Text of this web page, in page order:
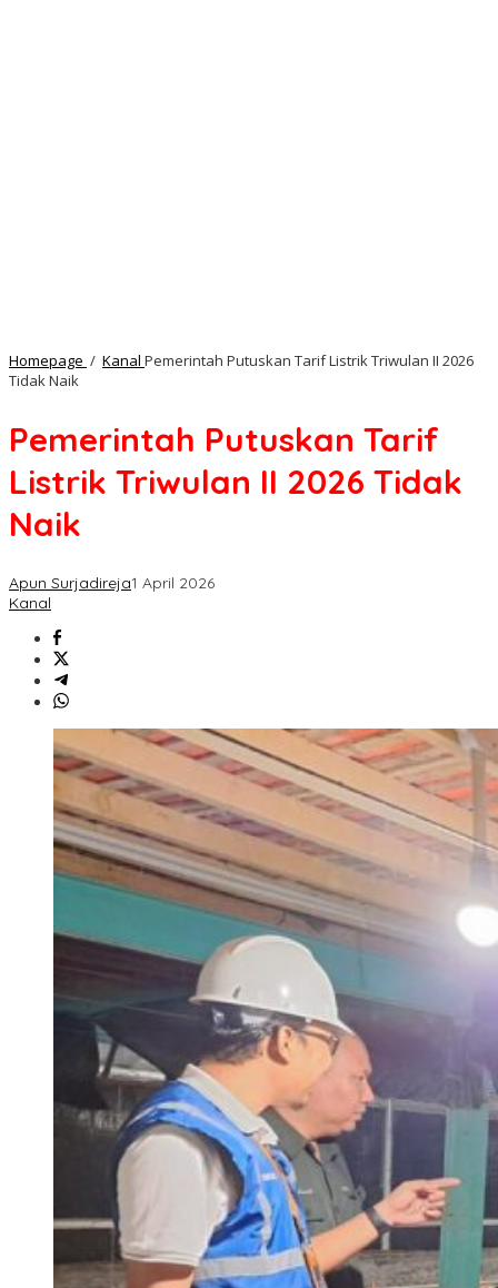
Homepage / Kanal Pemerintah Putuskan Tarif Listrik Triwulan II 2026
Tidak Naik
Pemerintah Putuskan Tarif
Listrik Triwulan II 2026 Tidak
Naik
Apun Surjadireja1 April 2026
Kanal